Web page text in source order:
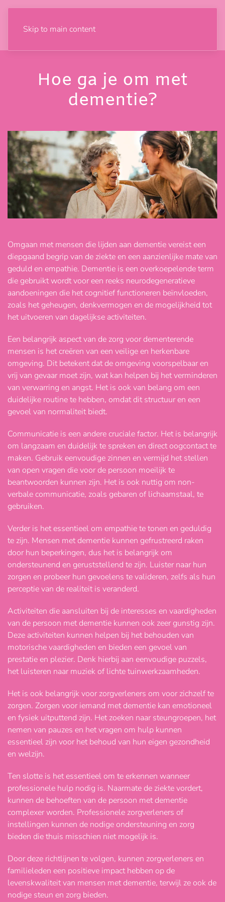
Skip to main content
Hoe ga je om met
dementie?
Omgaan met mensen die lijden aan dementie vereist een
diepgaand begrip van de ziekte en een aanzienlijke mate van
geduld en empathie. Dementie is een overkoepelende term
die gebruikt wordt voor een reeks neurodegeneratieve
aandoeningen die het cognitief functioneren beïnvloeden,
zoals het geheugen, denkvermogen en de mogelijkheid tot
het uitvoeren van dagelijkse activiteiten.
Een belangrijk aspect van de zorg voor dementerende
mensen is het creëren van een veilige en herkenbare
omgeving. Dit betekent dat de omgeving voorspelbaar en
vrij van gevaar moet zijn, wat kan helpen bij het verminderen
van verwarring en angst. Het is ook van belang om een
duidelijke routine te hebben, omdat dit structuur en een
gevoel van normaliteit biedt.
Communicatie is een andere cruciale factor. Het is belangrijk
om langzaam en duidelijk te spreken en direct oogcontact te
maken. Gebruik eenvoudige zinnen en vermijd het stellen
van open vragen die voor de persoon moeilijk te
beantwoorden kunnen zijn. Het is ook nuttig om non-
verbale communicatie, zoals gebaren of lichaamstaal, te
gebruiken.
Verder is het essentieel om empathie te tonen en geduldig
te zijn. Mensen met dementie kunnen gefrustreerd raken
door hun beperkingen, dus het is belangrijk om
ondersteunend en geruststellend te zijn. Luister naar hun
zorgen en probeer hun gevoelens te valideren, zelfs als hun
perceptie van de realiteit is veranderd.
Activiteiten die aansluiten bij de interesses en vaardigheden
van de persoon met dementie kunnen ook zeer gunstig zijn.
Deze activiteiten kunnen helpen bij het behouden van
motorische vaardigheden en bieden een gevoel van
prestatie en plezier. Denk hierbij aan eenvoudige puzzels,
het luisteren naar muziek of lichte tuinwerkzaamheden.
Het is ook belangrijk voor zorgverleners om voor zichzelf te
zorgen. Zorgen voor iemand met dementie kan emotioneel
en fysiek uitputtend zijn. Het zoeken naar steungroepen, het
nemen van pauzes en het vragen om hulp kunnen
essentieel zijn voor het behoud van hun eigen gezondheid
en welzijn.
Ten slotte is het essentieel om te erkennen wanneer
professionele hulp nodig is. Naarmate de ziekte vordert,
kunnen de behoeften van de persoon met dementie
complexer worden. Professionele zorgverleners of
instellingen kunnen de nodige ondersteuning en zorg
bieden die thuis misschien niet mogelijk is.
Door deze richtlijnen te volgen, kunnen zorgverleners en
familieleden een positieve impact hebben op de
levenskwaliteit van mensen met dementie, terwijl ze ook de
nodige steun en zorg bieden.